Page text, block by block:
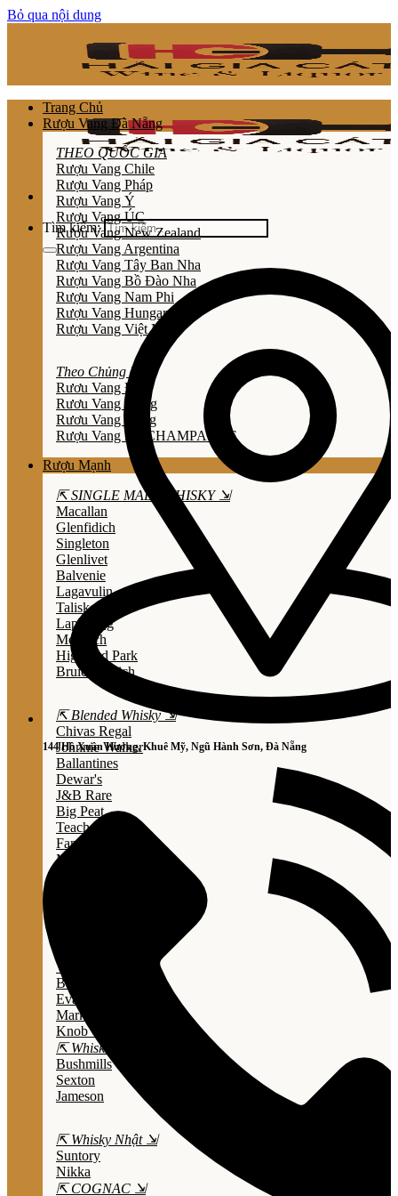
Bỏ qua nội dung
Tìm kiếm:
144 Hồ Xuân Hương, Khuê Mỹ, Ngũ Hành Sơn, Đà Nẵng
Trang Chủ
Rượu Vang Đà Nẵng
THEO QUỐC GIA
Rượu Vang Chile
Rượu Vang Pháp
Rượu Vang Ý
Rượu Vang ÚC
Rượu Vang New Zealand
Rượu Vang Argentina
Rượu Vang Tây Ban Nha
Rượu Vang Bồ Đào Nha
Rượu Vang Nam Phi
Rượu Vang Hungary
Rượu Vang Việt Nam
Theo Chủng Loại
Rươu Vang Đỏ
Rươu Vang Trắng
Rươu Vang Hồng
Rượu Vang Nổ/CHAMPAGNE
Rượu Mạnh
⇱ SINGLE MALT WHISKY ⇲
Macallan
Glenfidich
Singleton
Glenlivet
Balvenie
Lagavulin
Talisker
Laphroaig
Mortlach
Highland Park
Bruichladdich
⇱ Blended Whisky ⇲
Chivas Regal
Johnnie Walker
Ballantines
Dewar's
J&B Rare
Big Peat
Teacher's
Famous Grouse
Monkey Shouder
Wild Turkey
Bulleit Bourbon
Evan Williams
Marker's Mark
Knob Creek
⇱ Whiskey Ailen ⇲
Bushmills
Sexton
Jameson
⇱ Whisky Nhật ⇲
Suntory
Nikka
⇱ COGNAC ⇲